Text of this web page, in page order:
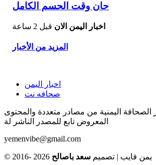
حان وقت الحسم الكامل
اخبار اليمن الان قبل 2 ساعة
المزيد من الأخبار
اخبار اليمن
صحافه نت
الصحافة اليمنية من مصادر متعددة والمحتوى
المعروض تابع للمصدر الناشر لة
yemenvibe@gmail.com
© 2016- 2026 يمن فايب | تصميم سعد باصالح